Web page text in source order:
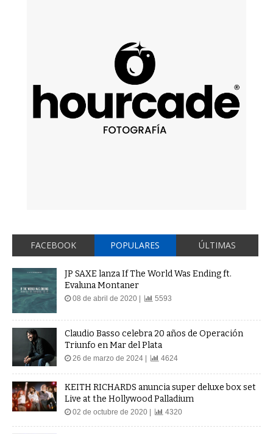
FACEBOOK POPULARES ÚLTIMAS
JP SAXE lanza If The World Was Ending ft.
Evaluna Montaner
08 de abril de 2020 | 5593
Claudio Basso celebra 20 años de Operación
Triunfo en Mar del Plata
26 de marzo de 2024 | 4624
KEITH RICHARDS anuncia super deluxe box set
Live at the Hollywood Palladium
02 de octubre de 2020 | 4320